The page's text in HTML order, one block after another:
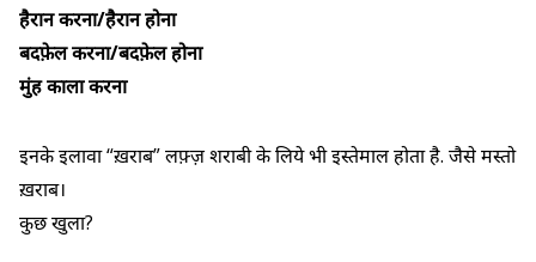
हैरान करना/हैरान होना
बदफ़ेल करना/बदफ़ेल होना
मुंह काला करना
इनके इलावा “ख़राब” लफ़्ज़ शराबी के लिये भी इस्तेमाल होता है. जैसे मस्तो
ख़राब।
कुछ खुला?